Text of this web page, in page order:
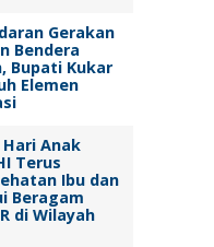
Gerakan
Bendera
Bupati Kukar
Elemen
Anak
Terus
Ibu dan
Beragam
di Wilayah